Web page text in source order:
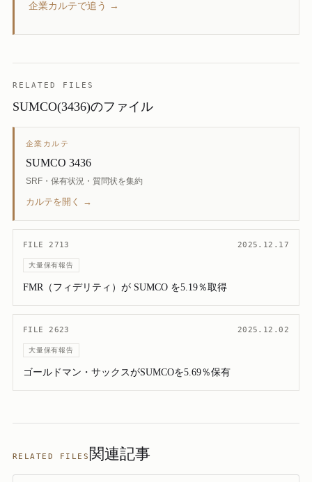
企業カルテで追う →
RELATED FILES
SUMCO(3436)のファイル
企業カルテ
SUMCO 3436
SRF・保有状況・質問状を集約
カルテを開く →
FILE 2713 2025.12.17
大量保有報告
FMR（フィデリティ）が SUMCO を5.19％取得
FILE 2623 2025.12.02
大量保有報告
ゴールドマン・サックスがSUMCOを5.69％保有
RELATED FILES 関連記事